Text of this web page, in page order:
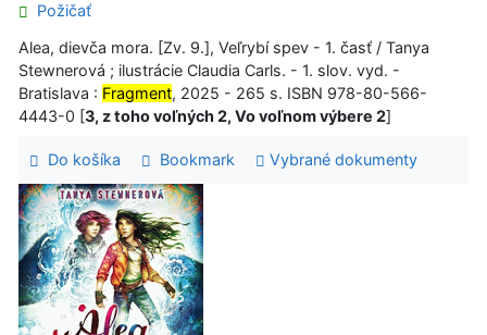
Požičať
Alea, dievča mora. [Zv. 9.], Veľrybí spev - 1. časť / Tanya
Stewnerová ; ilustrácie Claudia Carls. - 1. slov. vyd. -
Bratislava : Fragment, 2025 - 265 s. ISBN 978-80-566-
4443-0 [3, z toho voľných 2, Vo voľnom výbere 2]
Do košíka Bookmark Vybrané dokumenty